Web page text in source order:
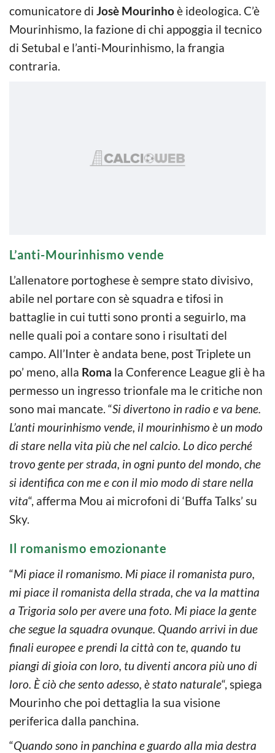
comunicatore di Josè Mourinhoè ideologica. C’è
Mourinhismo, la fazione di chi appoggia il tecnico
di Setubal e l’anti-Mourinhismo, la frangia
contraria.
L’anti-Mourinhismo vende
L’allenatore portoghese è sempre stato divisivo,
abile nel portare con sè squadra e tifosi in
battaglie in cui tutti sono pronti a seguirlo, ma
nelle quali poi a contare sono i risultati del
campo. All’Inter è andata bene, post Triplete un
po’ meno, alla Roma la Conference League gli è ha
permesso un ingresso trionfale ma le critiche non
sono mai mancate. “Si divertono in radio e va bene.
L’anti mourinhismo vende, il mourinhismo è un modo
di stare nella vita più che nel calcio. Lo dico perché
trovo gente per strada, in ogni punto del mondo, che
si identifica con me e con il mio modo di stare nella
vita“, afferma Mou ai microfoni di ‘Buffa Talks’ su
Sky.
Il romanismo emozionante
“Mi piace il romanismo. Mi piace il romanista puro,
mi piace il romanista della strada, che va la mattina
a Trigoria solo per avere una foto. Mi piace la gente
che segue la squadra ovunque. Quando arrivi in due
finali europee e prendi la città con te, quando tu
piangi di gioia con loro, tu diventi ancora più uno di
loro. È ciò che sento adesso, è stato naturale“, spiega
Mourinho che poi dettaglia la sua visione
periferica dalla panchina.
“Quando sono in panchina e guardo alla mia destra